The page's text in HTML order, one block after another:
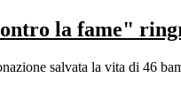
la fame"
salvata la vita di 46